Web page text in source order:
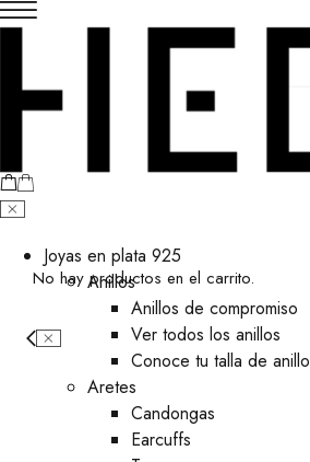
No hay productos en el carrito.
Joyas en plata 925
Anillos
Anillos de compromiso
Ver todos los anillos
Conoce tu talla de anillo
Aretes
⁠Candongas
Earcuffs